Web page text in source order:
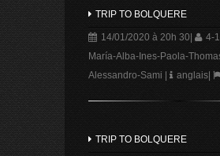
TRIP TO BOLQUERE
14/01/2020 à 20h 30
4-
María-Alba-Ines-Paola-
Alessandro-Sami
anglais|
TRIP TO BOLQUERE